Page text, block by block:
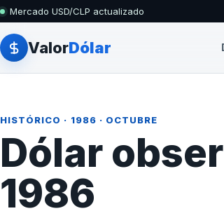
Mercado USD/CLP actualizado
ValorDólar
HISTÓRICO · 1986 · OCTUBRE
Dólar
1986